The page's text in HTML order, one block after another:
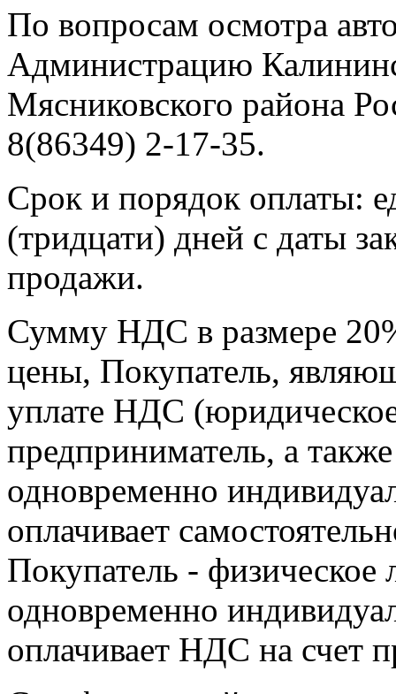
По вопросам осмотра
Администрацию
Мясниковского района
8(86349) 2-17-35.
Срок и порядок оплаты:
(тридцати) дней с даты
продажи.
Сумму НДС в размере
цены, Покупатель,
уплате НДС
предприниматель, а
одновременно
оплачивает
Покупатель -
одновременно
оплачивает НДС на счет